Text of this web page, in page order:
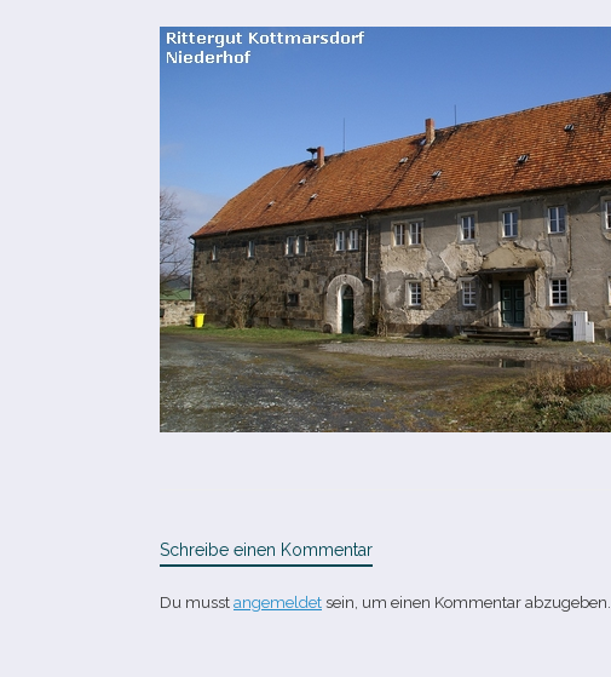
Schreibe einen Kommentar
Du musst angemeldet sein, um einen Kommentar abzugeben.